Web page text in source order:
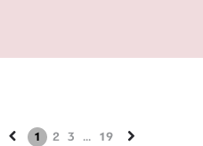
1 2 3 ... 19